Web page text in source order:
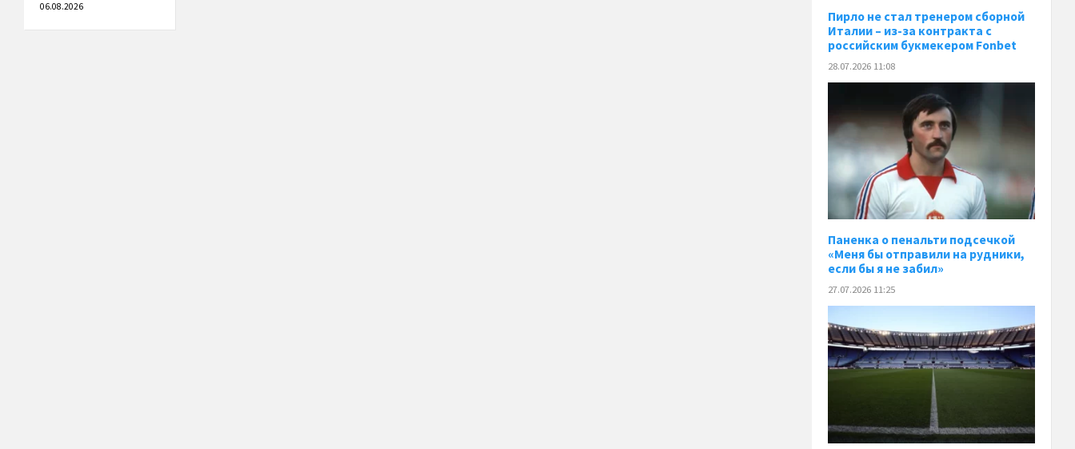
06.08.2026
Пирло не стал тренером сборной
Италии – из-за контракта с
российским букмекером Fonbet
28.07.2026 11:08
Паненка o пенальти подсечкой
«Меня бы отправили на рудники,
если бы я не забил»
27.07.2026 11:25